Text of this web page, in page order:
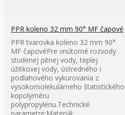
PPR koleno 32 mm 90° MF čapové
PPR tvarovka koleno 32 mm 90°
MF čapovéPre vnútorné rozvody
studenej pitnej vody, teplej
úžitkovej vody, ústredného i
podlahového vykurovania z
vysokomolekulárneho štatistického
kopolyméru
polypropylénu.Technické